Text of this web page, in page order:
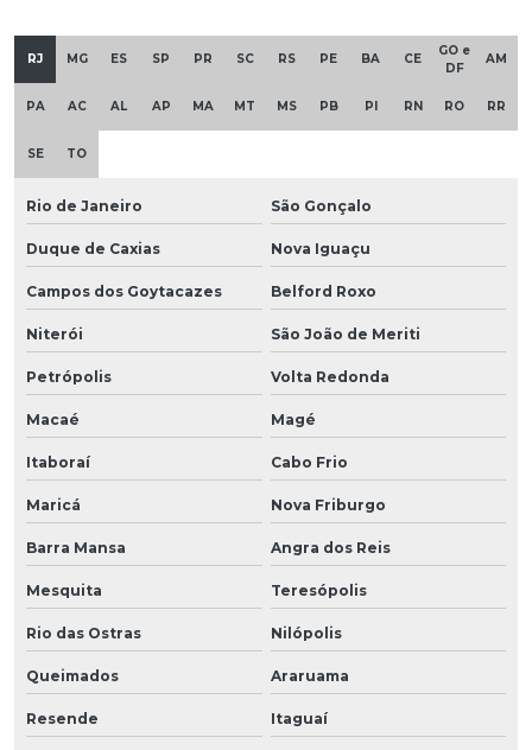
RJ MG ES SP PR SC RS PE BA CE
GO e
DF
AM
PA AC AL AP MA MT MS PB PI RN RO RR
SE TO
Rio de Janeiro São Gonçalo
Duque de Caxias Nova Iguaçu
Campos dos Goytacazes Belford Roxo
Niterói São João de Meriti
Petrópolis Volta Redonda
Macaé Magé
Itaboraí Cabo Frio
Maricá Nova Friburgo
Barra Mansa Angra dos Reis
Mesquita Teresópolis
Rio das Ostras Nilópolis
Queimados Araruama
Resende Itaguaí